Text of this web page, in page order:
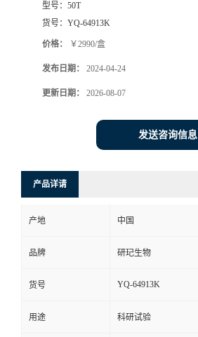
型号： 50T
货号： YQ-64913K
价格： ￥2990/盒
发布日期： 2024-04-24
更新日期： 2026-08-07
发送咨询信息
产品详请
产地 中国
品牌 研玘生物
货号 YQ-64913K
用途 科研试验